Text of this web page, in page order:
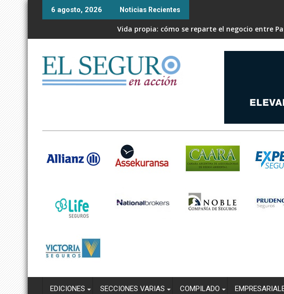
Skip
6 agosto, 2026 Noticias Recientes
Vida propia: cómo se reparte el negocio entre
EDICIONES SECCIONES VARIAS COMPILADO